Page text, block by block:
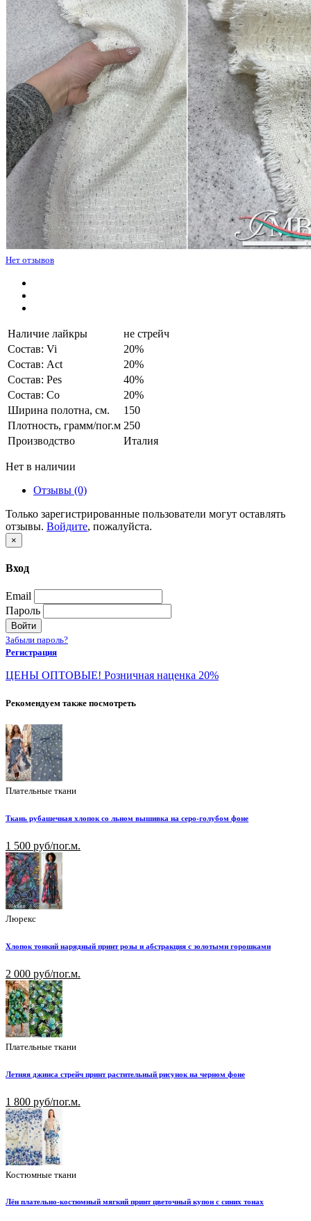
Нет отзывов
Наличие лайкры
не стрейч
Состав: Vi
20%
Состав: Act
20%
Состав: Pes
40%
Состав: Co
20%
Ширина полотна, см.
150
Плотность, грамм/пог.м 250
Производство
Италия
Нет в наличии
Отзывы (0)
Только зарегистрированные пользователи могут оставлять
отзывы. Войдите, пожалуйста.
×
Вход
Email
Пароль
Войти
Забыли пароль?
Регистрация
ЦЕНЫ ОПТОВЫЕ! Розничная наценка 20%
Рекомендуем также посмотреть
Плательные ткани
Ткань рубашечная хлопок со льном вышивка на серо-голубом фоне
1 500 руб/пог.м.
Люрекс
Хлопок тонкий нарядный принт розы и абстракция с золотыми горошками
2 000 руб/пог.м.
Плательные ткани
Летняя джинса стрейч принт растительный рисунок на черном фоне
1 800 руб/пог.м.
Костюмные ткани
Лён плательно-костюмный мягкий принт цветочный купон с синих тонах